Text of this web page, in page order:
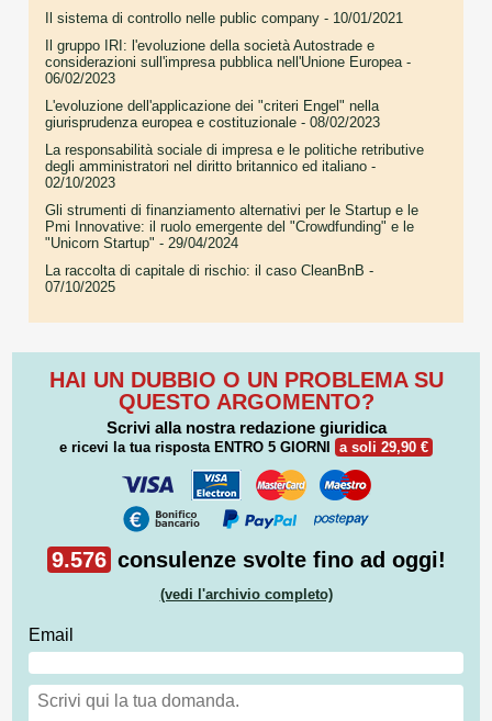
Il sistema di controllo nelle public company - 10/01/2021
Il gruppo IRI: l'evoluzione della società Autostrade e
considerazioni sull'impresa pubblica nell'Unione Europea -
06/02/2023
L'evoluzione dell'applicazione dei "criteri Engel" nella
giurisprudenza europea e costituzionale - 08/02/2023
La responsabilità sociale di impresa e le politiche retributive
degli amministratori nel diritto britannico ed italiano -
02/10/2023
Gli strumenti di finanziamento alternativi per le Startup e le
Pmi Innovative: il ruolo emergente del "Crowdfunding" e le
"Unicorn Startup" - 29/04/2024
La raccolta di capitale di rischio: il caso CleanBnB -
07/10/2025
HAI UN DUBBIO O UN PROBLEMA SU
QUESTO ARGOMENTO?
Scrivi alla nostra redazione giuridica
e ricevi la tua risposta ENTRO 5 GIORNI a soli 29,90 €
9.576 consulenze svolte fino ad oggi!
(vedi l'archivio completo)
Email